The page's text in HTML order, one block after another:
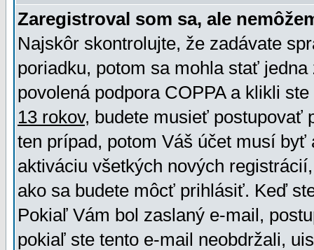
Zaregistroval som sa, ale
Najskôr skontrolujte, že zadávate
poriadku, potom sa mohla stať
povolená podpora COPPA a klikli
13 rokov, budete musieť postupovať
ten prípad, potom Váš účet musí
aktiváciu všetkých nových
ako sa budete môcť prihlásiť. Keď
Pokiaľ Vám bol zaslaný e-mail,
pokiaľ ste tento e-mail neobdržali,